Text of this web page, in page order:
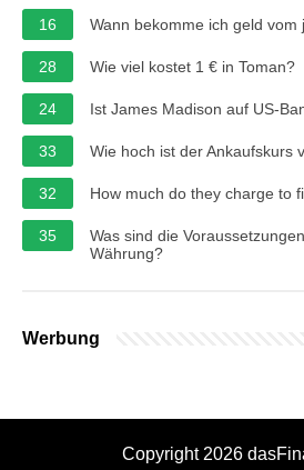
16
Wann bekomme ich geld vom
28 Wie viel kostet 1 € in Toman?
24 Ist James Madison auf US-
33 Wie hoch ist der Ankaufskurs
32 How much do they charge to
35
Was sind die
Währung?
Werbung
Copyright 2026